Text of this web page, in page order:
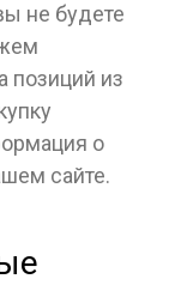
не будете
позиций из
о
сайте.